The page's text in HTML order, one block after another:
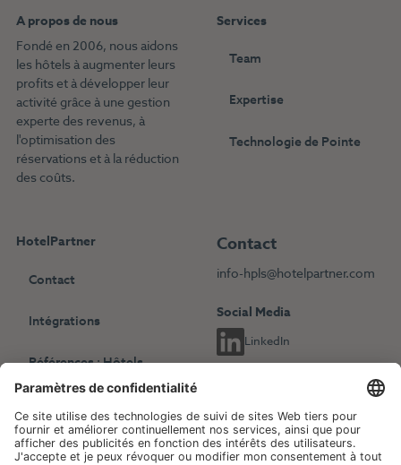
A propos de nous
Fondé en 2006, nous aidons
les hôtels à augmenter leurs
profits et à développer leur
activité grâce à une gestion
experte des revenus, à
l'optimisation des
réservations et à la réduction
des coûts.
Services
Team
Expertise
Technologie de Pointe
HotelPartner
Contact
Intégrations
Références : Hôtels
indépendants
Références : Chaînes
hôtelières
Contact
info-hpls@hotelpartner.com
Social Media
LinkedIn
Choisissez une autre langue
English Deutsch